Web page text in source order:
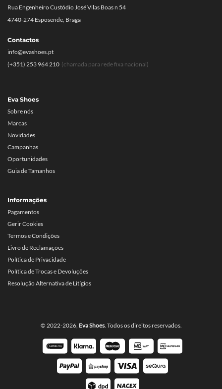
Eva Shoes
Sobre nós
Marcas
Novidades
Campanhas
Oportunidades
Guia de Tamanhos
Informações
Pagamentos
Gerir Cookies
Termos e Condições
Livro de Reclamações
Política de Privacidade
Política de Trocas e Devoluções
Resolução Alternativa de Litígios
Rua Engenheiro Custódio José Vilas Boas n 54
4740-274 Esposende, Braga
Contactos
info@evashoes.pt
(+351) 253 964 210 (chamada para rede fixa nacional)
© 2022-2026, Eva Shoes. Todos os direitos reservados.